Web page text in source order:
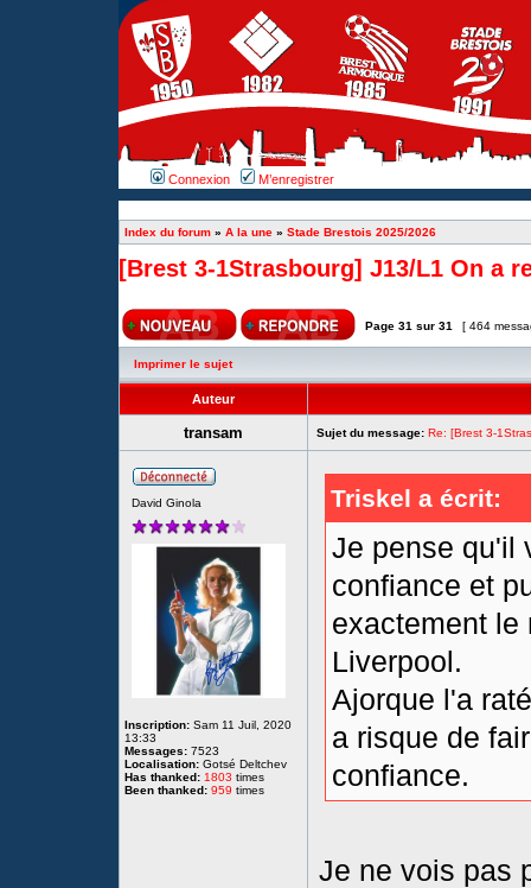
Connexion M’enregistrer
Index du forum » A la une » Stade Brestois 2025/2026
[Brest 3-1Strasbourg] J13/L1 On a
Page 31 sur 31 [ 464
Imprimer le sujet
Auteur
transam Sujet du message: Re: [Brest 3-
David Ginola
Inscription: Sam 11 Juil, 2020
13:33
Messages: 7523
Localisation: Gotsé Deltchev
Has thanked: 1803 times
Been thanked: 959 times
Triskel a écrit:
Je pense qu'il
confiance et
exactement le
Liverpool.
Ajorque l'a
a risque de
confiance.
Je ne vois pas